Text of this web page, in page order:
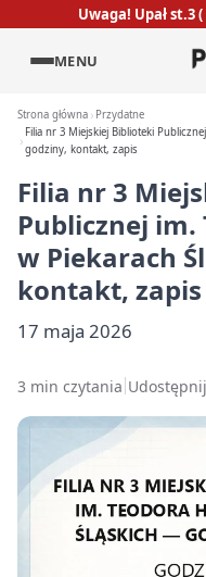
Uwaga! Upał st.3
MENU
Strona główna
Przydatne
Filia nr 3 Miejskiej Biblioteki
godziny, kontakt, zapis
Filia nr 3
Publicznej im.
w Piekarach
kontakt, zapis
17 maja 2026
3 min czytania Udostępnij